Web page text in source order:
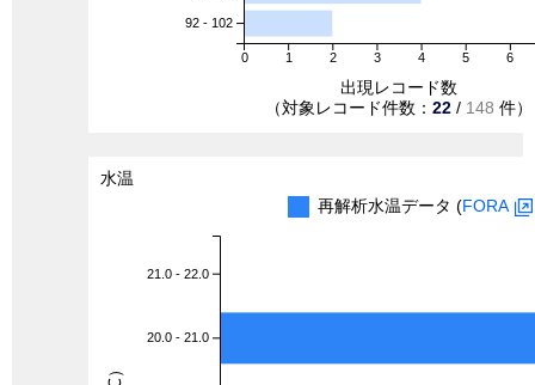
0 1 2 3 4 5 6
92 - 102
出現レコード数
（対象レコード件数： 22 / 148 件）
水温
再解析水温データ (FORA
21.0 - 22.0
20.0 - 21.0